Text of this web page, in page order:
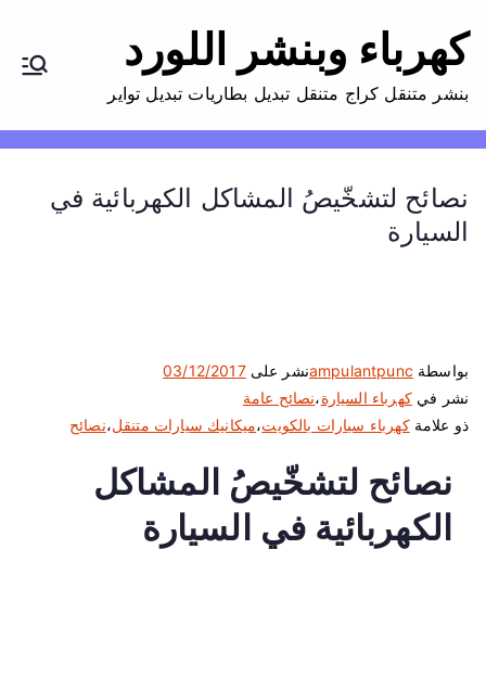
إ
كهرباء وبنشر اللورد
بنشر متنقل كراج متنقل تبديل بطاريات تبديل تواير
نصائح لتشخّيصُ المشاكل الكهربائية في
السيارة
بواسطة ampulantpuncنشر على03/12/2017
نشر فيكهرباء السيارة،نصائح عامة
ذو علامةكهرباء سيارات بالكويت،ميكانيك سيارات متنقل،نصائح
نصائح لتشخّيصُ المشاكل
الكهربائية في السيارة